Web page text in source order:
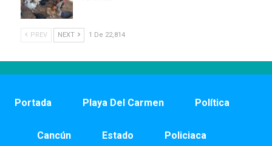
PREV NEXT 1 De 22,814
Portada Playa Del Carmen Política
Cancún Estado Policiaca